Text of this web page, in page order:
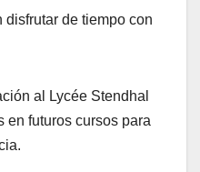
disfrutar de tiempo con
al Lycée Stendhal
en futuros cursos para